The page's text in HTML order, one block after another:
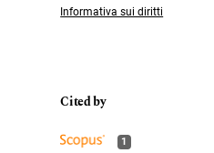
Informativa sui diritti
1